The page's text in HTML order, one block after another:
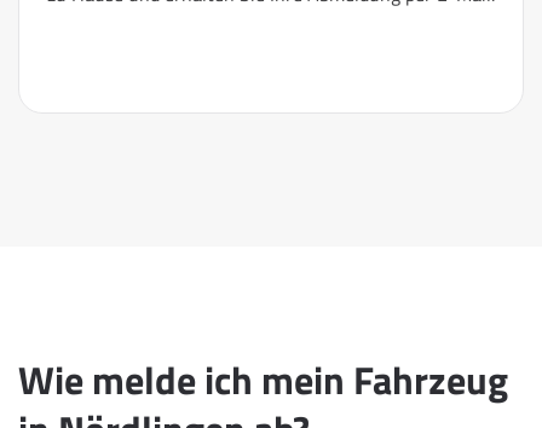
Wie melde ich mein Fahrzeug